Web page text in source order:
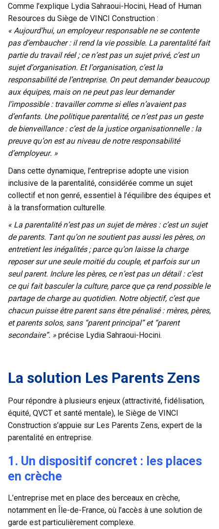
Comme l’explique Lydia Sahraoui-Hocini, Head of Human
Resources du Siège de VINCI Construction :
« Aujourd’hui, un employeur responsable ne se contente
pas d’embaucher : il rend la vie possible. La parentalité fait
partie du travail réel ; ce n’est pas un sujet privé, c’est un
sujet d’organisation. Et l’organisation, c’est la
responsabilité de l’entreprise. On peut demander beaucoup
aux équipes, mais on ne peut pas leur demander
l’impossible : travailler comme si elles n’avaient pas
d’enfants. Une politique parentalité, ce n’est pas un geste
de bienveillance : c’est de la justice organisationnelle : la
preuve qu’on est au niveau de notre responsabilité
d’employeur. »
Dans cette dynamique, l’entreprise adopte une vision
inclusive de la parentalité, considérée comme un sujet
collectif et non genré, essentiel à l’équilibre des équipes et
à la transformation culturelle.
« La parentalité n’est pas un sujet de mères : c’est un sujet
de parents. Tant qu’on ne soutient pas aussi les pères, on
entretient les inégalités ; parce qu’on laisse la charge
reposer sur une seule moitié du couple, et parfois sur un
seul parent. Inclure les pères, ce n’est pas un détail : c’est
ce qui fait basculer la culture, parce que ça rend possible le
partage de charge au quotidien. Notre objectif, c’est que
chacun puisse être parent sans être pénalisé : mères, pères,
et parents solos, sans “parent principal” et “parent
secondaire”. » précise Lydia Sahraoui- Hocini.
La solution Les Parents Zens
Pour répondre à plusieurs enjeux (attractivité, fidélisation,
équité, QVCT et santé mentale), le Siège de VINCI
Construction s’appuie sur Les Parents Zens, expert de la
parentalité en entreprise.
1. Un dispositif concret : les places
en crèche
L’entreprise met en place des berceaux en crèche,
notamment en Île-de-France, où l’accès à une solution de
garde est particulièrement complexe.